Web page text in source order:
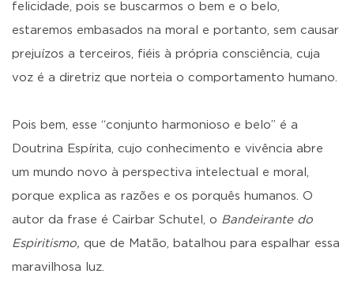
felicidade, pois se buscarmos o bem e o belo,
estaremos embasados na moral e portanto, sem causar
prejuízos a terceiros, fiéis à própria consciência, cuja
voz é a diretriz que norteia o comportamento humano.
Pois bem, esse “conjunto harmonioso e belo” é a
Doutrina Espírita, cujo conhecimento e vivência abre
um mundo novo à perspectiva intelectual e moral,
porque explica as razões e os porquês humanos. O
autor da frase é Cairbar Schutel, o Bandeirante do
Espiritismo, que de Matão, batalhou para espalhar essa
maravilhosa luz.